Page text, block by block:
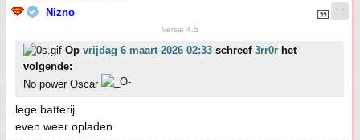
Nizno
Versie 4.5
Op vrijdag 6 maart 2026 02:33 schreef 3rr0r het
volgende:
No power Oscar
lege batterij
even weer opladen